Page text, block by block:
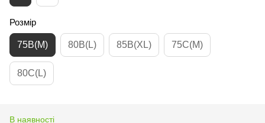
Розмір
75B(M) 80B(L) 85B(XL) 75C(M)
80C(L)
В наявності